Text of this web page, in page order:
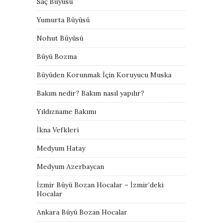
Yumurta Büyüsü
Nohut Büyüsü
Büyü Bozma
Büyüden Korunmak İçin Koruyucu Muska
Bakım nedir? Bakım nasıl yapılır?
Yıldızname Bakımı
İkna Vefkleri
Medyum Hatay
Medyum Azerbaycan
İzmir Büyü Bozan Hocalar – İzmir’deki
Hocalar
Ankara Büyü Bozan Hocalar